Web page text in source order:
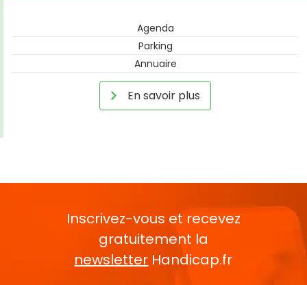
Agenda
Parking
Annuaire
En savoir plus
Inscrivez-vous et recevez
gratuitement la
newsletter Handicap.fr